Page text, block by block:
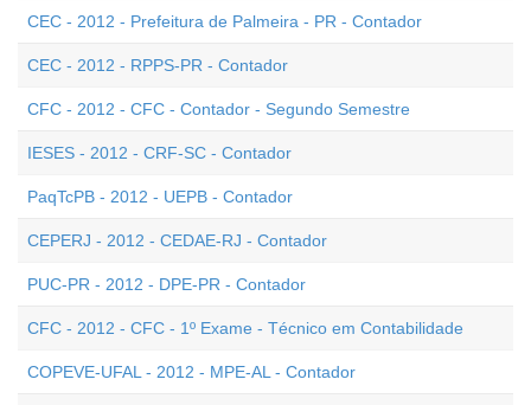
CEC - 2012 - Prefeitura de Palmeira - PR - Contador
CEC - 2012 - RPPS-PR - Contador
CFC - 2012 - CFC - Contador - Segundo Semestre
IESES - 2012 - CRF-SC - Contador
PaqTcPB - 2012 - UEPB - Contador
CEPERJ - 2012 - CEDAE-RJ - Contador
PUC-PR - 2012 - DPE-PR - Contador
CFC - 2012 - CFC - 1º Exame - Técnico em Contabilidade
COPEVE-UFAL - 2012 - MPE-AL - Contador